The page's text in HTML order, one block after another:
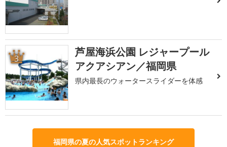
3
芦屋海浜公園 レジャープール
アクアシアン／福岡県
県内最長のウォータースライダーを体感
福岡県の夏の人気スポットランキング